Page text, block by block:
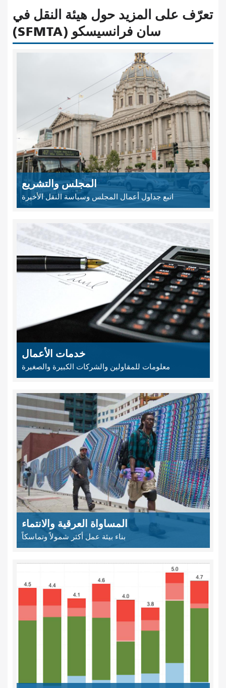
تعرّف على المزيد حول هيئة النقل في
سان فرانسيسكو (SFMTA)
المجلس والتشريع
اتبع جداول أعمال المجلس وسياسة النقل الأخيرة
خدمات الأعمال
معلومات للمقاولين والشركات الكبيرة والصغيرة
المساواة العرقية والانتماء
بناء بيئة عمل أكثر شمولاً وتماسكاً